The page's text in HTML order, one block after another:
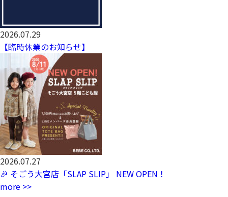
2026.07.29
【臨時休業のお知らせ】
2026.07.27
🎉 そごう大宮店「SLAP SLIP」 NEW OPEN！
more >>